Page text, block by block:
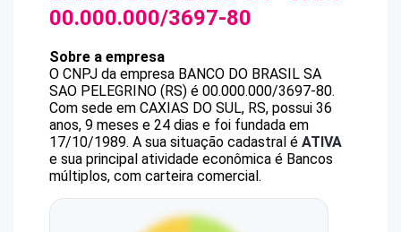
00.000.000/3697-80
Sobre a empresa
O CNPJ da empresa BANCO DO BRASIL SA
SAO PELEGRINO (RS) é 00.000.000/3697-80.
Com sede em CAXIAS DO SUL, RS, possui 36
anos, 9 meses e 24 dias e foi fundada em
17/10/1989. A sua situação cadastral é ATIVA
e sua principal atividade econômica é Bancos
múltiplos, com carteira comercial.